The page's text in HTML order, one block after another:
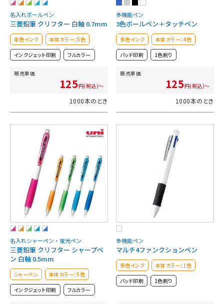
名入れボールペン
三菱鉛筆 クリフター 白軸 0.7mm
単色インク 本体カラー：5色
インクジェット印刷 フルカラー
販売単価
125円(税込)～
1000本のとき
多機能ペン
3色ボールペン＋タッチペン
多色インク 本体カラー：4色
パッド印刷 1色刷り
販売単価
125円(税込)～
1000本のとき
名入れシャーペン・蛍光ペン
三菱鉛筆 クリフター シャープペ
ン 白軸 0.5mm
シャーペン 本体カラー：5色
インクジェット印刷 フルカラー
多機能ペン
マルチ4ファンクションペン
多色インク 本体カラー：1色
パッド印刷 1色刷り